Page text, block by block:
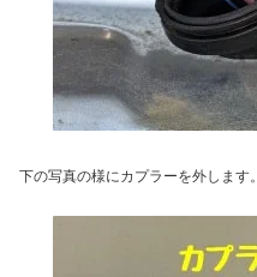
下の写真の様にカプラーを外します。